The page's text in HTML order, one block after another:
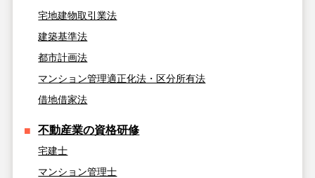
宅地建物取引業法
建築基準法
都市計画法
マンション管理適正化法・区分所有法
借地借家法
不動産業の資格研修
宅建士
マンション管理士